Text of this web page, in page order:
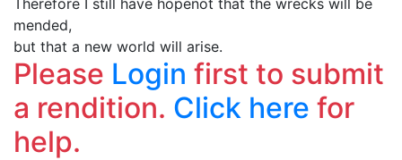
Therefore I still have hopenot that the wrecks will be
mended,
but that a new world will arise.
Please Login first to submit
a rendition. Click here for
help.